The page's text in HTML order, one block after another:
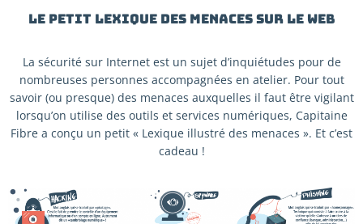
Le petit lexique des menaces sur le Web
La sécurité sur Internet est un sujet d’inquiétudes pour de
nombreuses personnes accompagnées en atelier. Pour tout
savoir (ou presque) des menaces auxquelles il faut être vigilant
lorsqu’on utilise des outils et services numériques, Capitaine
Fibre a conçu un petit « Lexique illustré des menaces ». Et c’est
cadeau !